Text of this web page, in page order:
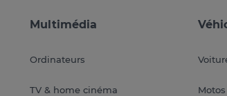
Multimédia
Ordinateurs
TV & home cinéma